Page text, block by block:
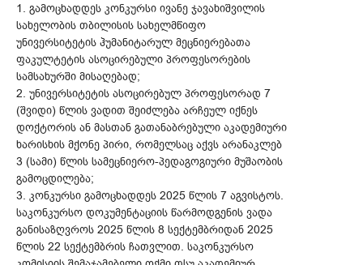
1. გამოცხადდეს კონკურსი ივანე ჯავახიშვილის
სახელობის თბილისის სახელმწიფო
უნივერსიტეტის ჰუმანიტარულ მეცნიერებათა
ფაკულტეტის ასოცირებული პროფესორების
სამსახურში მისაღებად;
2. უნივერსიტეტის ასოცირებულ პროფესორად 7
(შვიდი) წლის ვადით შეიძლება არჩეულ იქნეს
დოქტორის ან მასთან გათანაბრებული აკადემიური
ხარისხის მქონე პირი, რომელსაც აქვს არანაკლებ
3 (სამი) წლის სამეცნიერო-პედაგოგიური მუშაობის
გამოცდილება;
3. კონკურსი გამოცხადდეს 2025 წლის 7 აგვისტოს.
საკონკურსო დოკუმენტაციის წარმოდგენის ვადა
განისაზღვროს 2025 წლის 8 სექტემბრიდან 2025
წლის 22 სექტემბრის ჩათვლით. საკონკურსო